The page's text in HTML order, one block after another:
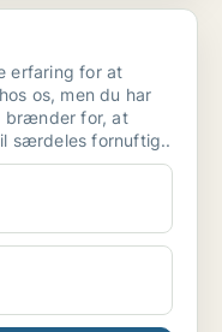
erfaring for at
os, men du har
brænder for, at
særdeles fornuftig..